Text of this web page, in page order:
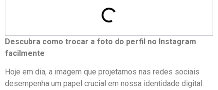
Descubra como trocar a foto do perfil no Instagram
facilmente
Hoje em dia, ⁤a imagem ⁤que projetamos nas redes sociais
desempenha um papel crucial em nossa identidade digital.⁢